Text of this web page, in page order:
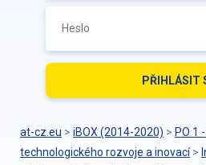
at-cz.eu > iBOX (2014-2020) > PO 1
technologického rozvoje a inovací >